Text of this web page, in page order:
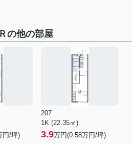
の他の部屋
円/坪)
207
1K (22.35㎡)
3.9万円(0.58万円/坪)